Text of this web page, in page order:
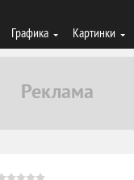
Графика Картинки